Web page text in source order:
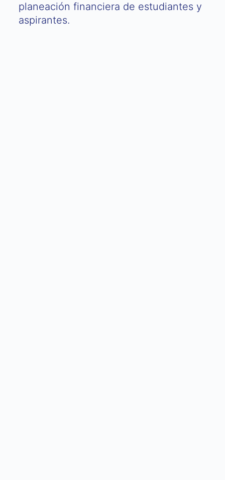
planeación financiera de estudiantes y
aspirantes.